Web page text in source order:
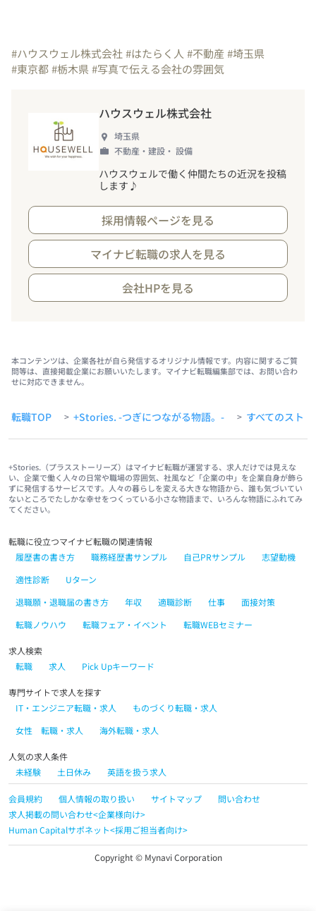
#ハウスウェル株式会社#はたらく人 #不動産#埼玉県
#東京都#栃木県#写真で伝える会社の雰囲気
ハウスウェル株式会社
埼玉県
不動産・建設・ 設備
ハウスウェルで働く仲間たちの近況を投稿
します♪
採用情報ページを見る
マイナビ転職の求人を見る
会社HPを見る
本コンテンツは、企業各社が自ら発信するオリジナル情報です。内容に関するご質
問等は、直接掲載企業にお願いいたします。マイナビ転職編集部では、お問い合わ
せに対応できません。
転職TOP > +Stories. -つぎにつながる物語。- > すべてのスト
+Stories.（プラスストーリーズ）はマイナビ転職が運営する、求人だけでは見えな
い、企業で働く人々の日常や職場の雰囲気、社風など「企業の中」を企業自身が飾ら
ずに発信するサービスです。人々の暮らしを変える大きな物語から、誰も気づいてい
ないところでたしかな幸せをつくっている小さな物語まで、いろんな物語にふれてみ
てください。
転職に役立つマイナビ転職の関連情報
履歴書の書き方
職務経歴書サンプル 自己PRサンプル
志望動機
適性診断
Uターン
退職願・退職届の書き方
年収 適職診断 仕事
面接対策
転職ノウハウ
転職フェア・イベント 転職WEBセミナー
求人検索
転職
求人 Pick Upキーワード
専門サイトで求人を探す
IT・エンジニア転職・求人
ものづくり転職・求人
女性 転職・求人
海外転職・求人
人気の求人条件
未経験
土日休み 英語を扱う求人
会員規約 個人情報の取り扱い サイトマップ
問い合わせ
求人掲載の問い合わせ<企業様向け>
Human Capitalサポネット<採用ご担当者向け>
Copyright © Mynavi Corporation